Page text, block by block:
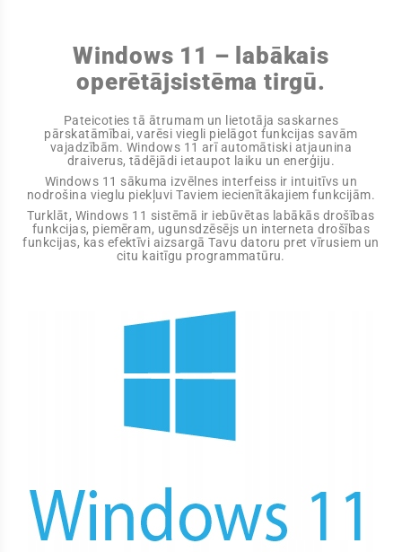
Windows 11 – labākais
operētājsistēma tirgū.
Pateicoties tā ātrumam un lietotāja saskarnes
pārskatāmībai, varēsi viegli pielāgot funkcijas savām
vajadzībām. Windows 11 arī automātiski atjaunina
draiverus, tādējādi ietaupot laiku un enerģiju.
Windows 11 sākuma izvēlnes interfeiss ir intuitīvs un
nodrošina vieglu piekļuvi Taviem iecienītākajiem funkcijām.
Turklāt, Windows 11 sistēmā ir iebūvētas labākās drošības
funkcijas, piemēram, ugunsdzēsējs un interneta drošības
funkcijas, kas efektīvi aizsargā Tavu datoru pret vīrusiem un
citu kaitīgu programmatūru.